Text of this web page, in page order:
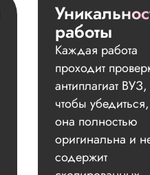
работы
Каждая работа
проходит
антиплагиат ВУЗ,
чтобы
она полностью
оригинальна и
содержит